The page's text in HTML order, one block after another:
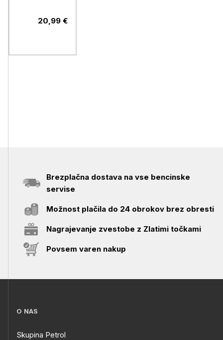
20,99 €
Brezplačna dostava na vse bencinske
servise
Možnost plačila do 24 obrokov brez obresti
Nagrajevanje zvestobe z Zlatimi točkami
Povsem varen nakup
O NAS
Skupina Petrol